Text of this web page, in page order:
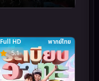
5.1
Full HD พากย์ไทย